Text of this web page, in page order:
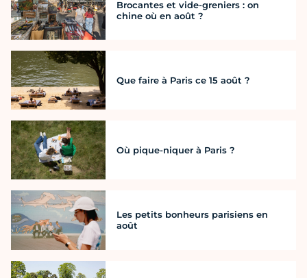
Brocantes et vide-greniers : on
chine où en août ?
Que faire à Paris ce 15 août ?
Où pique-niquer à Paris ?
Les petits bonheurs parisiens en
août